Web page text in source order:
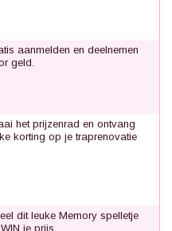
aanmelden en deelnemen
geld.
het prijzenrad en ontvang
korting op je traprenovatie
dit leuke Memory spelletje
je prijs